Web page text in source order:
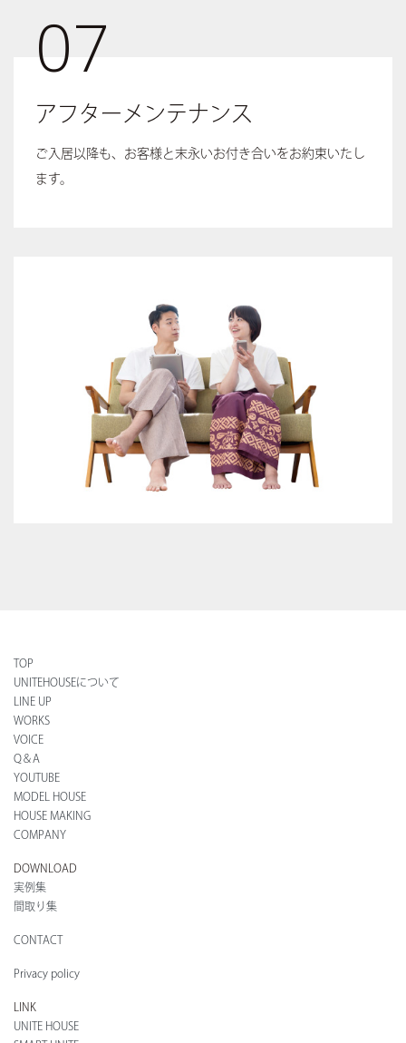
07
アフターメンテナンス
ご入居以降も、お客様と末永いお付き合いをお約束いたし
ます。
TOP
UNITEHOUSEについて
LINE UP
WORKS
VOICE
Q＆A
YOUTUBE
MODEL HOUSE
HOUSE MAKING
COMPANY
DOWNLOAD
実例集
間取り集
CONTACT
Privacy policy
LINK
UNITE HOUSE